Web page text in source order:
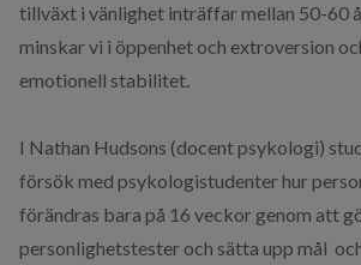
tillväxt i vänlighet inträffar mellan 50-60
minskar vi i öppenhet och extroversion
emotionell stabilitet.
I Nathan Hudsons (docent psykologi)
försök med psykologistudenter hur
förändras bara på 16 veckor genom att
personlighetstester och sätta upp mål